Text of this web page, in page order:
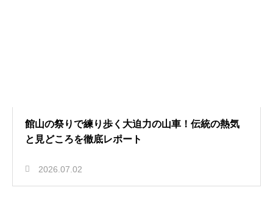
館山の祭りで練り歩く大迫力の山車！伝統の熱気
と見どころを徹底レポート
2026.07.02